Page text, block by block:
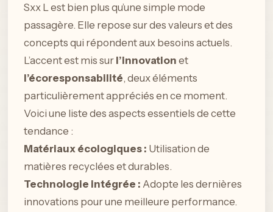
Sxx L est bien plus qu’une simple mode
passagère. Elle repose sur des valeurs et des
concepts qui répondent aux besoins actuels.
L’accent est mis sur l’innovation et
l’écoresponsabilité, deux éléments
particulièrement appréciés en ce moment.
Voici une liste des aspects essentiels de cette
tendance :
Matériaux écologiques : Utilisation de
matières recyclées et durables.
Technologie intégrée : Adopte les dernières
innovations pour une meilleure performance.